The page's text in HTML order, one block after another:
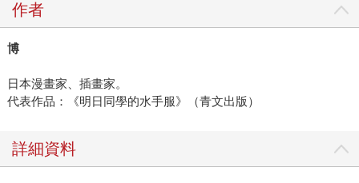
作者
博
日本漫畫家、插畫家。
代表作品：《明日同學的水手服》（青文出版）
詳細資料